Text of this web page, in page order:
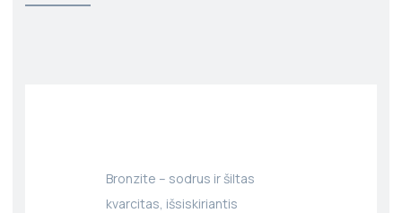
Bronzite – sodrus ir šiltas
kvarcitas, išsiskiriantis